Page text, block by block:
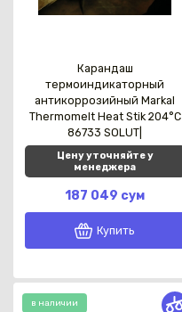
Карандаш
термоиндикаторный
антикоррозийный Markal
Thermomelt Heat Stik 204°C
86733 SOLUT|
Цену уточняйте у
менеджера
187 049 сум
Купить
в наличии